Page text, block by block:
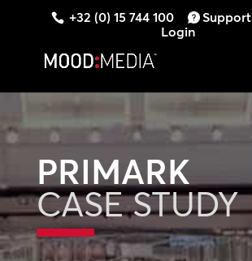
+32 (0) 15 744 100 Support
Login
PRIMARK
CASE STUDY